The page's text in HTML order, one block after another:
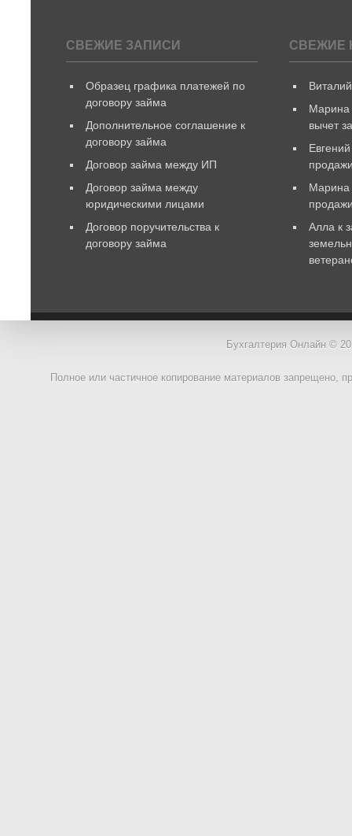
СВЕЖИЕ ЗАПИСИ
Образец графика платежей по
договору займа
Дополнительное соглашение к
договору займа
Договор займа между ИП
Договор займа между
юридическими лицами
Договор поручительства к
договору займа
СВЕЖИЕ
Виталий
Марина
вычет
Евгений
Марина
Алла к
Бухгалтерия Онлайн ©
Полное или частичное копирование материалов запрещено,